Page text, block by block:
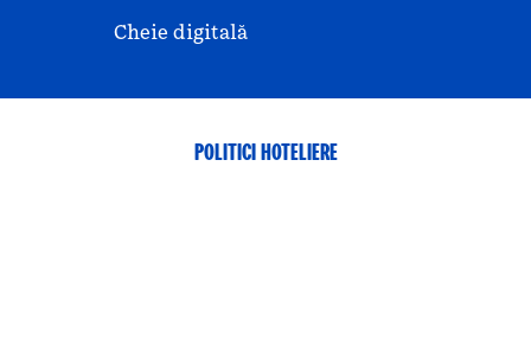
Cheie digitală
POLITICI HOTELIERE